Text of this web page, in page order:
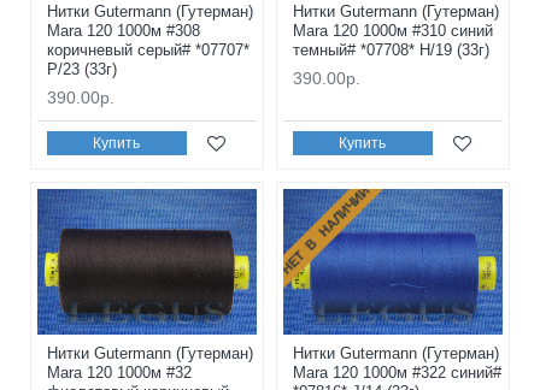
Нитки Gutermann (Гутерман)
Mara 120 1000м #308
коричневый серый# *07707*
P/23 (33г)
390.00р.
Купить
Нитки Gutermann (Гутерман)
Mara 120 1000м #310 синий
темный# *07708* H/19 (33г)
390.00р.
Купить
Нитки Gutermann (Гутерман)
Mara 120 1000м #32
НЕТ В НАЛИЧИИ
Нитки Gutermann (Гутерман)
Mara 120 1000м #322 синий#